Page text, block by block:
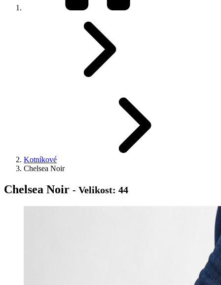
Kotníkové
Chelsea Noir
Chelsea Noir - Velikost: 44